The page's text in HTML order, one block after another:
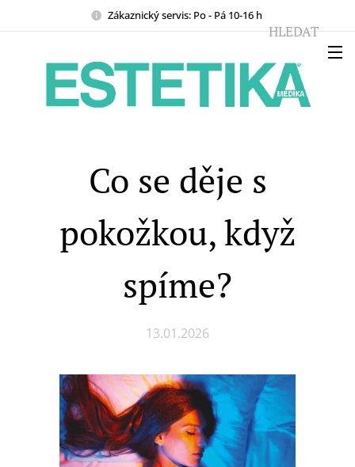
Zákaznický servis: Po - Pá 10-16 h
HLEDAT
Co se děje s
pokožkou, když
spíme?
13.01.2026